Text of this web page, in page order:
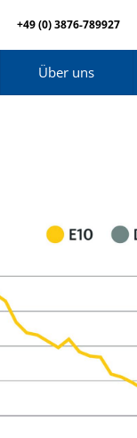
+49 (0) 3876-789927
Über uns